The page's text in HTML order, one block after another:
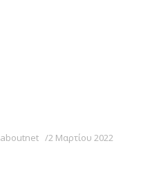
aboutnet 2 Μαρτίου 2022